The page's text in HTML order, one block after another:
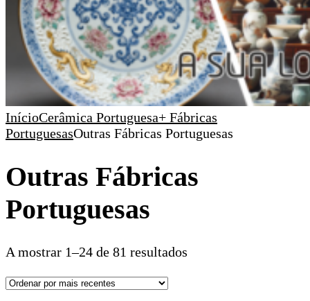
InícioCerâmica Portuguesa+ Fábricas
PortuguesasOutras Fábricas Portuguesas
Outras Fábricas
Portuguesas
A mostrar 1–24 de 81 resultados